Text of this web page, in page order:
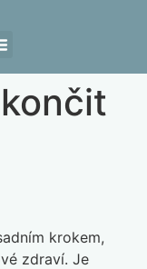
krokem,
zdraví. Je